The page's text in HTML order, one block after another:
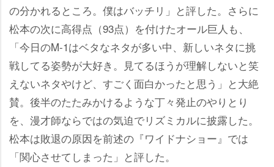
の分かれるところ。僕はバッチリ」と評した。さらに
松本の次に高得点（93点）を付けたオール巨人も、
「今日のM-1はベタなネタが多い中、新しいネタに挑
戦してる姿勢が大好き。見てるほうが理解しないと笑
えないネタやけど、すごく面白かったと思う」と大絶
賛。後半のたたみかけるような丁々発止のやりとり
を、漫才師ならではの気迫でリズミカルに披露した。
松本は敗退の原因を前述の『ワイドナショー』では
「関心させてしまった」と評した。